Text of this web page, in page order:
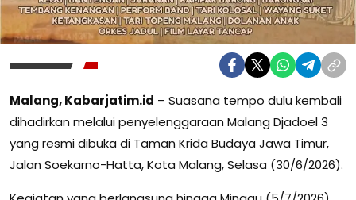
Malang, Kabarjatim.id – Suasana tempo dulu kembali
dihadirkan melalui penyelenggaraan Malang Djadoel 3
yang resmi dibuka di Taman Krida Budaya Jawa Timur,
Jalan Soekarno-Hatta, Kota Malang, Selasa (30/6/2026).